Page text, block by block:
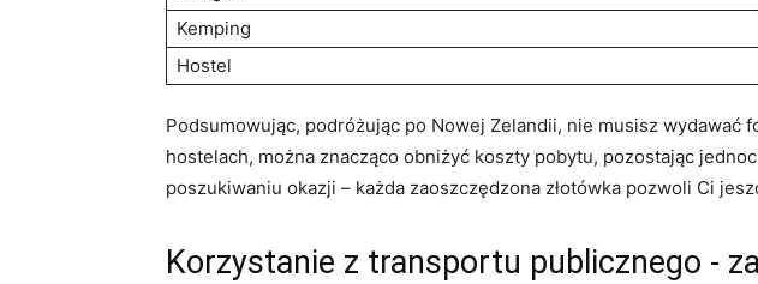
Kemping
Hostel
Podsumowując, podróżując po Nowej‌ Zelandii, nie ⁤musisz
hostelach, można znacząco ⁤obniżyć ‌koszty pobytu, ⁣pozostając
poszukiwaniu okazji – każda zaoszczędzona złotówka ​pozwoli Ci
Korzystanie z transportu publicznego ⁢-